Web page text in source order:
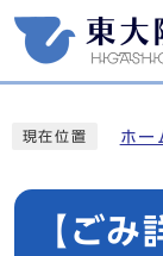
現在位置 ホー
【ごみ